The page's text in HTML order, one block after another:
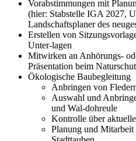
Vorabstimmungen mit
(hier: Stabstelle IGA 2027,
Landschaftsplaner des
Erstellen von
Unter-lagen
Mitwirken an Anhörungs-
Präsentation beim
Ökologische Baubegleitung
Anbringen von
Auswahl und
und Wal-dohreule
Kontrolle über
Planung und